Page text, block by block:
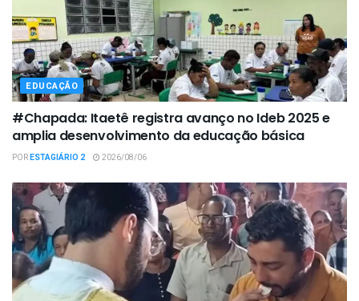
EDUCAÇÃO
#Chapada: Itaetê registra avanço no Ideb 2025 e
amplia desenvolvimento da educação básica
PORESTAGIÁRIO 2 2026/08/06